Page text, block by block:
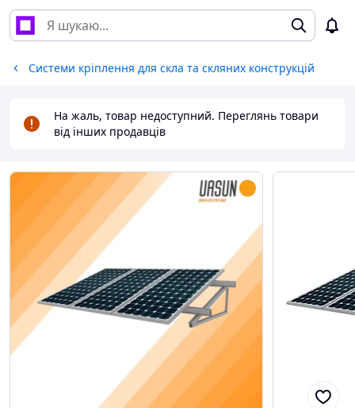
Системи кріплення для скла та скляних конструкцій
На жаль, товар недоступний. Переглянь товари
від інших продавців